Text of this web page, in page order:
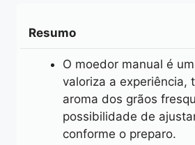
Resumo
O moedor manual é
valoriza a experiência,
aroma dos grãos
possibilidade de
conforme o preparo.